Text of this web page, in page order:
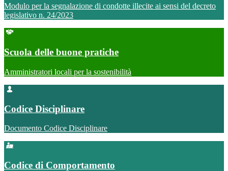
Modulo per la segnalazione di condotte illecite ai sensi del decreto
legislativo n. 24/2023
Scuola delle buone pratiche
Amministratori locali per la sostenibilità
Codice Disciplinare
Documento Codice Disciplinare
Codice di Comportamento